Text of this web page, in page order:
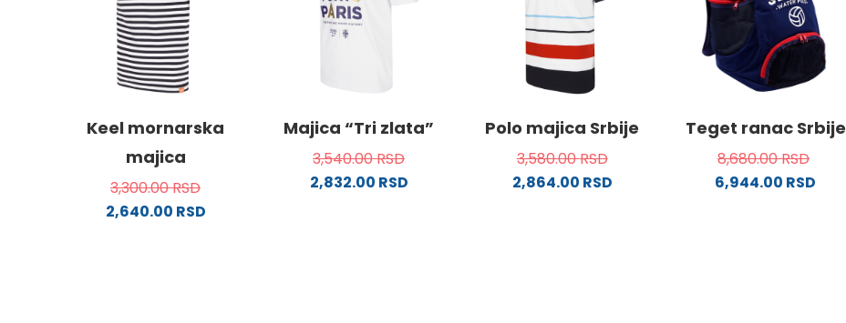
stranici
proizvoda.
Opcije
mogu
stranici
stranici
proizvoda.
na
stranici
proizvoda.
Keel mornarska
majica
3,300.00RSD
2,640.00 RSD
Majica “Tri zlata”
3,540.00RSD
2,832.00 RSD
Polo majica Srbije
3,580.00RSD
2,864.00 RSD
Teget ranac Srbije
8,680.00RSD
6,944.00 RSD